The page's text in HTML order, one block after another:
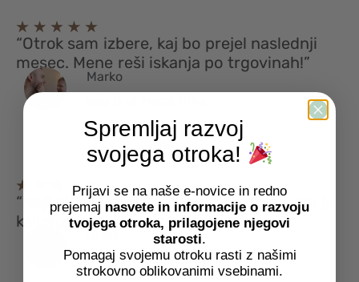
“Otrok sam izbere, kaj bo prejel naslednji
mesec. Mene reši iskanja po trgovinah!”
Marko
“Najbolj mi je všeč možnost odkupa – sin je
ksilofon obdržal, ostalo smo menjali.”
Urška
mama 4‑letnega Lene
Spremljaj razvoj
svojega otroka!
Prijavi se na naše e-novice in redno
prejemaj nasvete in informacije o razvoju
tvojega otroka, prilagojene njegovi
starosti.
Pomagaj svojemu otroku rasti z našimi
strokovno oblikovanimi vsebinami.